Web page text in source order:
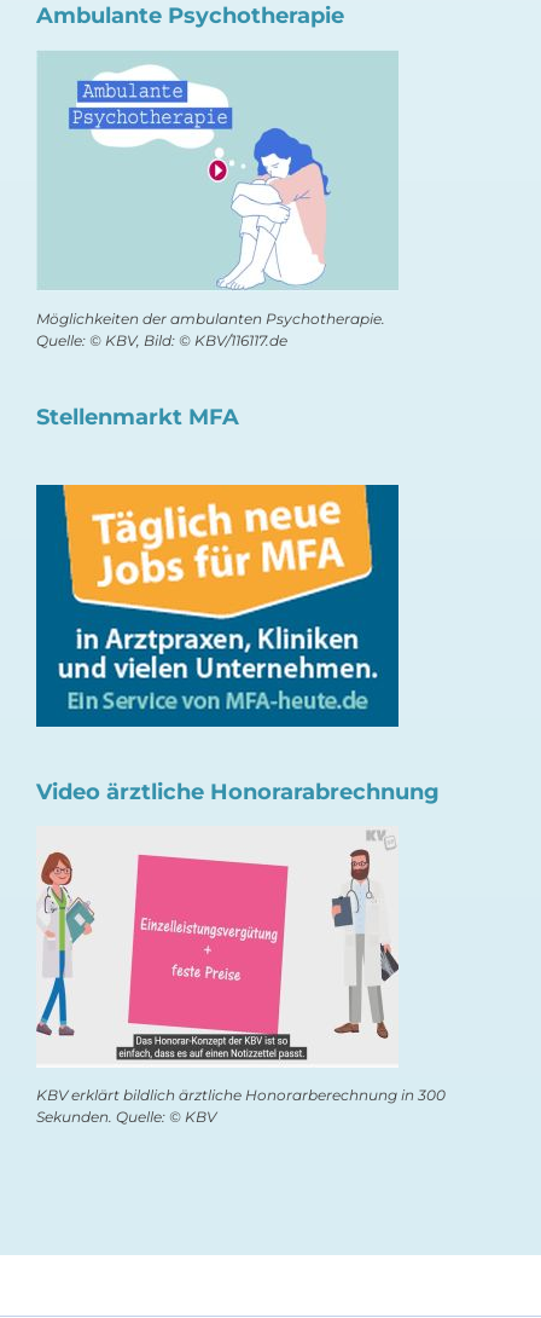
Ambulante Psychotherapie
Möglichkeiten der ambulanten Psychotherapie.
Quelle: © KBV, Bild: © KBV/116117.de
Stellenmarkt MFA
Video ärztliche Honorarabrechnung
KBV erklärt bildlich ärztliche Honorarberechnung in 300
Sekunden. Quelle: © KBV